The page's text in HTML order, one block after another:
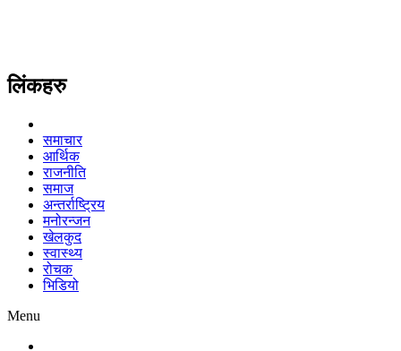
लिंकहरु
समाचार
आर्थिक
राजनीति
समाज
अन्तर्राष्ट्रिय
मनोरन्जन
खेलकुद
स्वास्थ्य
रोचक
भिडियो
Menu